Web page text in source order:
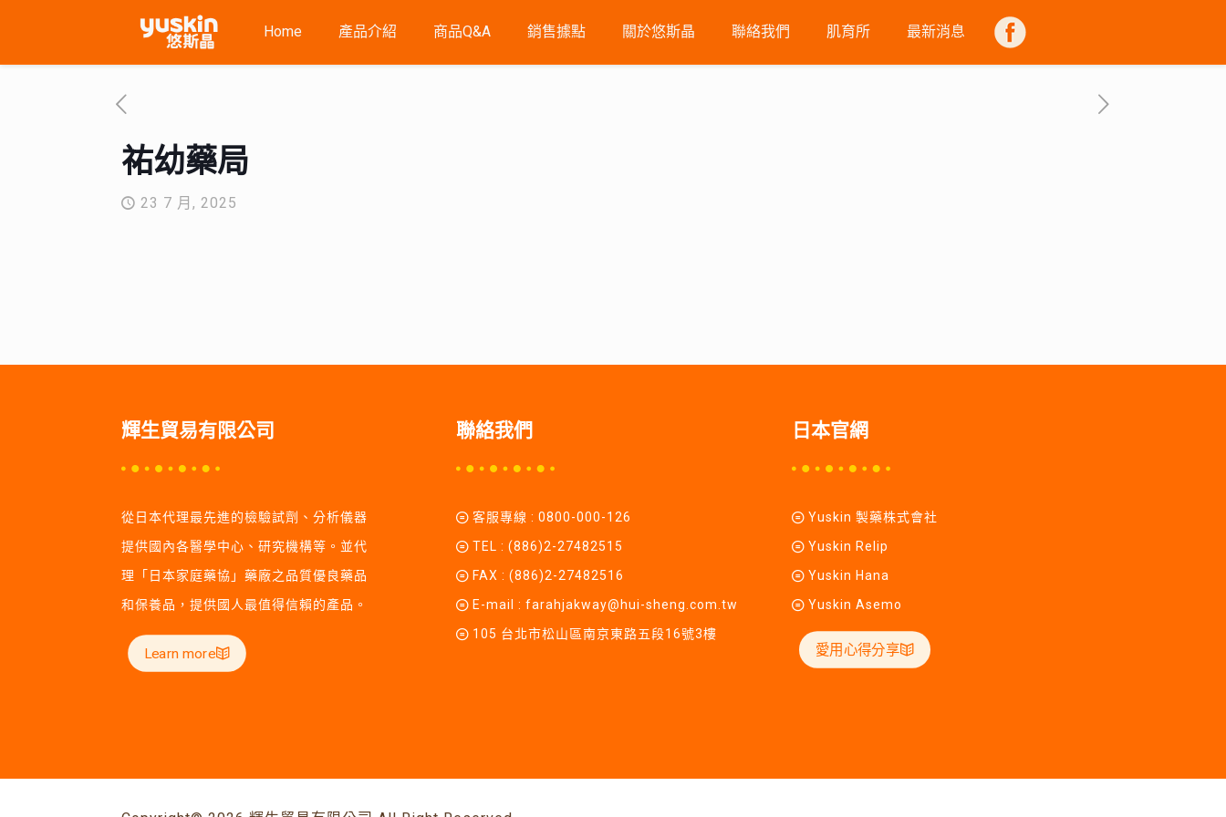
Home 產品介紹 商品Q&A 銷售據點 關於悠斯晶 聯絡我們 肌育所 最新消息 FB
祐幼藥局
23 7 月, 2025
輝生貿易有限公司
從日本代理最先進的檢驗試劑、分析儀器
提供國內各醫學中心、研究機構等。並代
理「日本家庭藥協」藥廠之品質優良藥品
和保養品，提供國人最值得信賴的產品。
Learn more
聯絡我們
客服專線 :0800-000-126
TEL :(886)2-27482515
FAX : (886)2-27482516
E-mail :farahjakway@hui-sheng.com.tw
105 台北市松山區南京東路五段16號3樓
日本官網
Yuskin 製藥株式會社
Yuskin Relip
Yuskin Hana
Yuskin Asemo
愛用心得分享